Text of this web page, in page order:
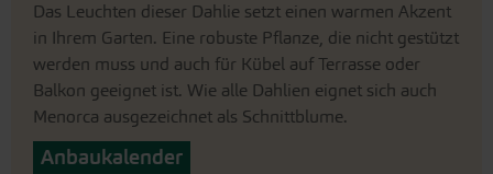
Das Leuchten dieser Dahlie setzt einen warmen Akzent
in Ihrem Garten. Eine robuste Pflanze, die nicht gestützt
werden muss und auch für Kübel auf Terrasse oder
Balkon geeignet ist. Wie alle Dahlien eignet sich auch
Menorca ausgezeichnet als Schnittblume.
Anbaukalender